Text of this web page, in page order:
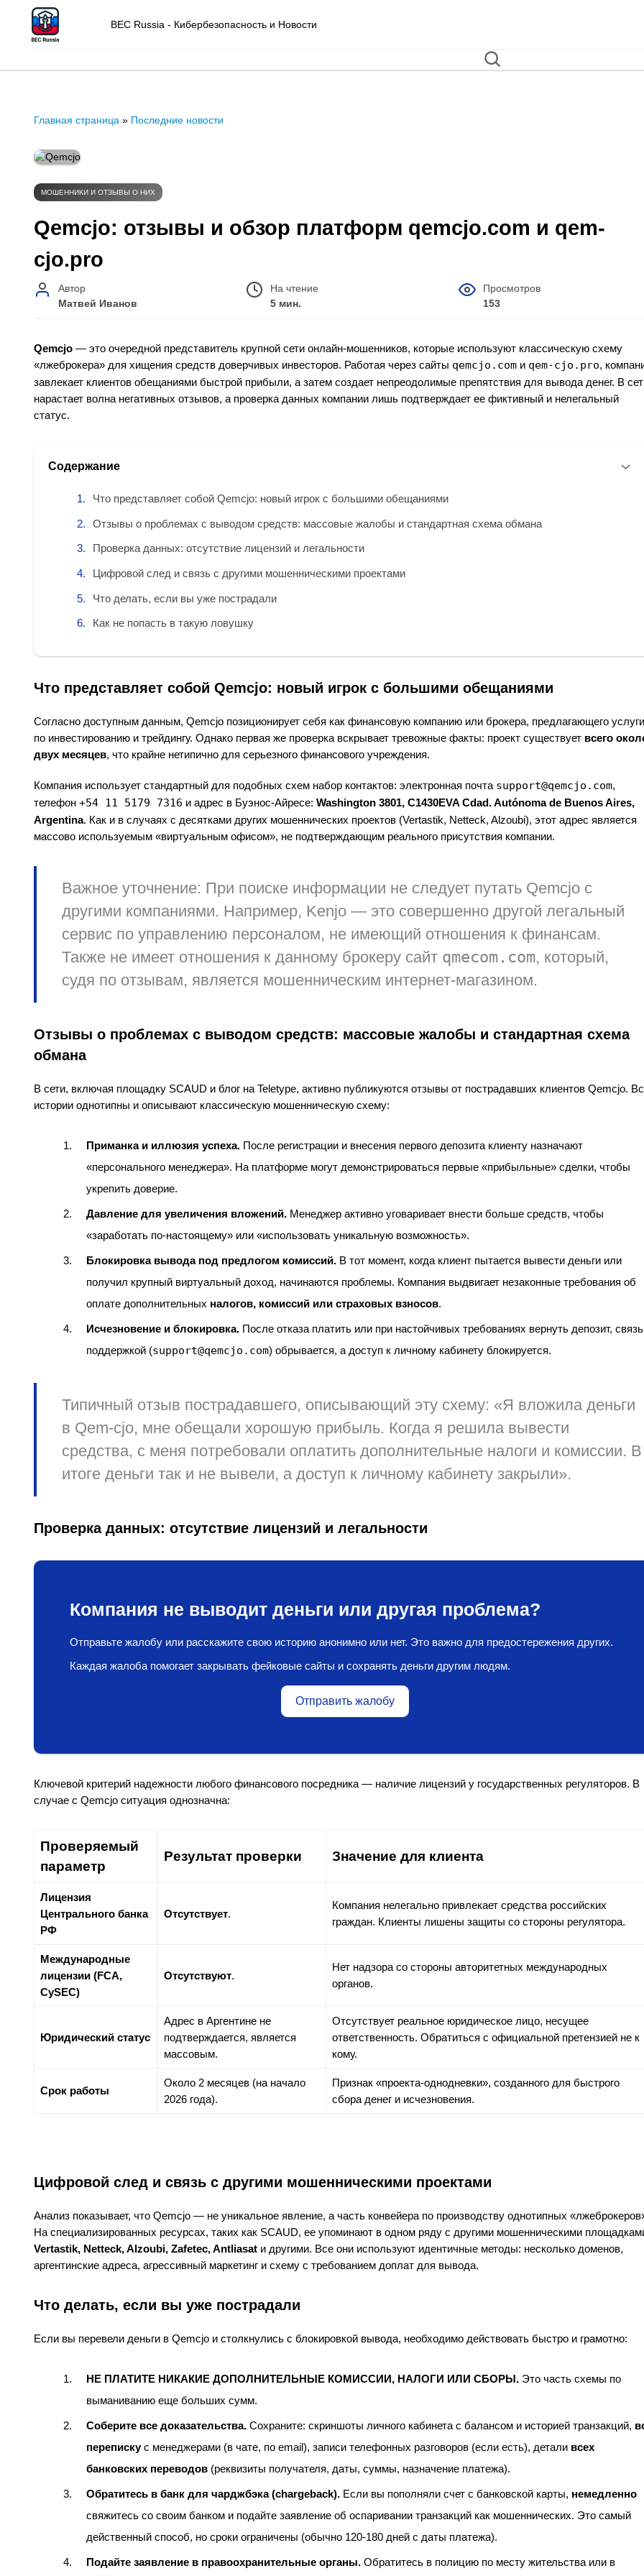
BEC Russia - Кибербезопасность и Новости
Главная страница » Последние новости
МОШЕННИКИ И ОТЗЫВЫ О НИХ
Qemcjo: отзывы и обзор платформ qemcjo.com и qem-
cjo.pro
Автор
Матвей Иванов
На чтение
5 мин.
Просмотров
153
Qemcjo — это очередной представитель крупной сети онлайн-мошенников, которые используют классическую схему
«лжеброкера» для хищения средств доверчивых инвесторов. Работая через сайты qemcjo.com и qem-cjo.pro,
завлекает клиентов обещаниями быстрой прибыли, а затем создает непреодолимые препятствия для вывода денег. В
нарастает волна негативных отзывов, а проверка данных компании лишь подтверждает ее фиктивный и нелегальный
статус.
Содержание
Что представляет собой Qemcjo: новый игрок с большими обещаниями
Отзывы о проблемах с выводом средств: массовые жалобы и стандартная схема обмана
Проверка данных: отсутствие лицензий и легальности
Цифровой след и связь с другими мошенническими проектами
Что делать, если вы уже пострадали
Как не попасть в такую ловушку
Что представляет собой Qemcjo: новый игрок с большими обещаниями
Согласно доступным данным, Qemcjo позиционирует себя как финансовую компанию или брокера, предлагающего услуги
по инвестированию и трейдингу. Однако первая же проверка вскрывает тревожные факты: проект существует всего
двух месяцев, что крайне нетипично для серьезного финансового учреждения.
Компания использует стандартный для подобных схем набор контактов: электронная почта support@qemcjo.com,
телефон +54 11 5179 7316 и адрес в Буэнос-Айресе: Washington 3801, C1430EVA Cdad. Autónoma de Buenos Aires,
Argentina. Как и в случаях с десятками других мошеннических проектов (Vertastik, Netteck, Alzoubi), этот адрес является
массово используемым «виртуальным офисом», не подтверждающим реального присутствия компании.
Важное уточнение: При поиске информации не следует путать Qemcjo с
другими компаниями. Например, Kenjo — это совершенно другой легальный
сервис по управлению персоналом, не имеющий отношения к финансам.
Также не имеет отношения к данному брокеру сайт qmecom.com, который,
судя по отзывам, является мошенническим интернет-магазином.
Отзывы о проблемах с выводом средств: массовые жалобы и стандартная схема
обмана
В сети, включая площадку SCAUD и блог на Teletype, активно публикуются отзывы от пострадавших клиентов Qemcjo.
истории однотипны и описывают классическую мошенническую схему:
Приманка и иллюзия успеха. После регистрации и внесения первого депозита клиенту назначают
«персонального менеджера». На платформе могут демонстрироваться первые «прибыльные» сделки, чтобы
укрепить доверие.
Давление для увеличения вложений. Менеджер активно уговаривает внести больше средств, чтобы
«заработать по-настоящему» или «использовать уникальную возможность».
Блокировка вывода под предлогом комиссий. В тот момент, когда клиент пытается вывести деньги или
получил крупный виртуальный доход, начинаются проблемы. Компания выдвигает незаконные требования об
оплате дополнительных налогов, комиссий или страховых взносов.
Исчезновение и блокировка. После отказа платить или при настойчивых требованиях вернуть депозит,
поддержкой (support@qemcjo.com) обрывается, а доступ к личному кабинету блокируется.
Типичный отзыв пострадавшего, описывающий эту схему: «Я вложила деньги
в Qem-cjo, мне обещали хорошую прибыль. Когда я решила вывести
средства, с меня потребовали оплатить дополнительные налоги и комиссии. В
итоге деньги так и не вывели, а доступ к личному кабинету закрыли».
Проверка данных: отсутствие лицензий и легальности
Компания не выводит деньги или другая проблема?
Отправьте жалобу или расскажите свою историю анонимно или нет. Это важно для предостережения других.
Каждая жалоба помогает закрывать фейковые сайты и сохранять деньги другим людям.
Отправить жалобу
Ключевой критерий надежности любого финансового посредника — наличие лицензий у государственных регуляторов. В
случае с Qemcjo ситуация однозначна:
Проверяемый
параметр
Результат проверки Значение для клиента
Лицензия
Центрального банка
РФ
Отсутствует.
Компания нелегально привлекает средства российских
граждан. Клиенты лишены защиты со стороны регулятора.
Международные
лицензии (FCA,
CySEC)
Отсутствуют.
Нет надзора со стороны авторитетных международных
органов.
Юридический статус
Адрес в Аргентине не
подтверждается, является
массовым.
Отсутствует реальное юридическое лицо, несущее
ответственность. Обратиться с официальной претензией не к
кому.
Срок работы
Около 2 месяцев (на начало
2026 года).
Признак «проекта-однодневки», созданного для быстрого
сбора денег и исчезновения.
Цифровой след и связь с другими мошенническими проектами
Анализ показывает, что Qemcjo — не уникальное явление, а часть конвейера по производству однотипных
На специализированных ресурсах, таких как SCAUD, ее упоминают в одном ряду с другими мошенническими
Vertastik, Netteck, Alzoubi, Zafetec, Antliasat и другими. Все они используют идентичные методы: несколько доменов,
аргентинские адреса, агрессивный маркетинг и схему с требованием доплат для вывода.
Что делать, если вы уже пострадали
Если вы перевели деньги в Qemcjo и столкнулись с блокировкой вывода, необходимо действовать быстро и грамотно:
НЕ ПЛАТИТЕ НИКАКИЕ ДОПОЛНИТЕЛЬНЫЕ КОМИССИИ, НАЛОГИ ИЛИ СБОРЫ. Это часть схемы по
выманиванию еще больших сумм.
Соберите все доказательства. Сохраните: скриншоты личного кабинета с балансом и историей транзакций,
перепискус менеджерами (в чате, по email), записи телефонных разговоров (если есть), детали всех
банковских переводов (реквизиты получателя, даты, суммы, назначение платежа).
Обратитесь в банк для чарджбэка (chargeback). Если вы пополняли счет с банковской карты, немедленно
свяжитесь со своим банком и подайте заявление об оспаривании транзакций как мошеннических. Это самый
действенный способ, но сроки ограничены (обычно 120-180 дней с даты платежа).
Подайте заявление в правоохранительные органы. Обратитесь в полицию по месту жительства или в